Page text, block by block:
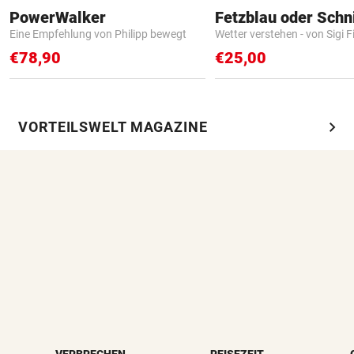
PowerWalker
Eine Empfehlung von Philipp bewegt
€78,90
Fetzblau oder
Wetter verstehen - von Sigi
€25,00
VORTEILSWELT MAGAZINE chevron_right